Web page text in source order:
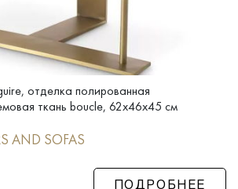
отделка полированная
ткань boucle, 62x46x45 см
AND SOFAS
ПОДРОБНЕЕ